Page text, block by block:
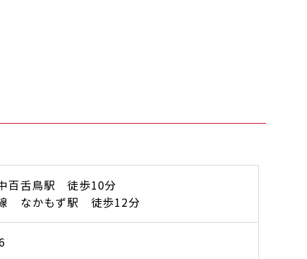
百舌鳥駅 徒歩10分
なかもず駅 徒歩12分